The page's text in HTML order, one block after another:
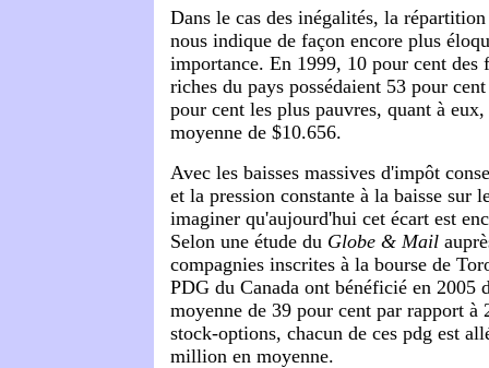
Dans le cas des inégalités, la
nous indique de façon encore plus
importance. En 1999, 10 pour cent des
riches du pays possédaient 53 pour
pour cent les plus pauvres, quant à
moyenne de $10.656.
Avec les baisses massives d'impôt
et la pression constante à la baisse sur
imaginer qu'aujourd'hui cet écart est
Selon une étude du Globe & Mail
compagnies inscrites à la bourse de
PDG du Canada ont bénéficié en 2005
moyenne de 39 pour cent par rapport à
stock-options, chacun de ces pdg est
million en moyenne.